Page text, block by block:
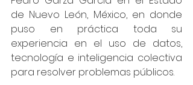
de Nuevo León, México, en donde
puso en práctica toda su
experiencia en el uso de datos,
tecnología e inteligencia colectiva
para resolver problemas públicos.